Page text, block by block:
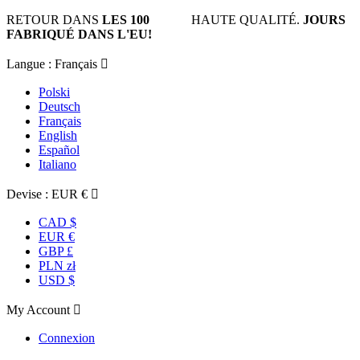
RETOUR DANS LES 100 HAUTE QUALITÉ. JOURS
FABRIQUÉ DANS L'EU!
Langue : Français 
Polski
Deutsch
Français
English
Español
Italiano
Devise : EUR € 
CAD $
EUR €
GBP £
PLN zł
USD $
My Account 
Connexion